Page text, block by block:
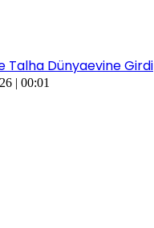
Talha Dünyaevine Girdi
| 00:01